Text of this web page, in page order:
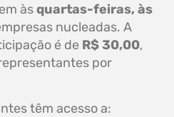
àsquartas-feiras, às
nucleadas. A
é de R$ 30,00,
por
têm acesso a: